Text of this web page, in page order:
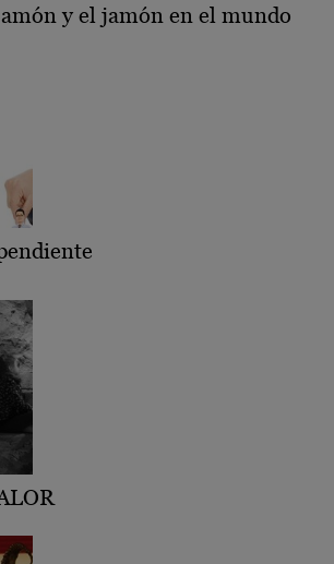
y el jamón en el mundo